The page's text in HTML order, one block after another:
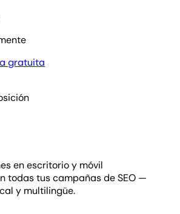
gratuita
en escritorio y móvil
todas tus campañas de SEO —
y multilingüe.